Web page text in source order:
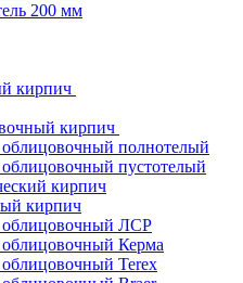
200 мм
кирпич
кирпич
полнотелый
пустотелый
кирпич
кирпич
ЛСР
Керма
Terex